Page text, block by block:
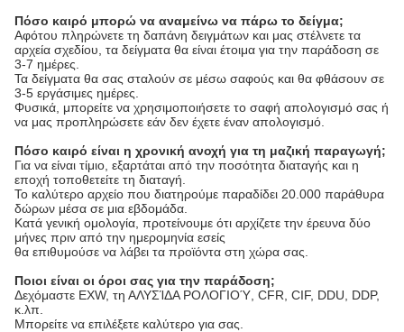
Πόσο καιρό μπορώ να αναμείνω να πάρω το δείγμα;
Αφότου πληρώνετε τη δαπάνη δειγμάτων και μας στέλνετε τα
αρχεία σχεδίου, τα δείγματα θα είναι έτοιμα για την παράδοση σε
3-7 ημέρες.
Τα δείγματα θα σας σταλούν σε μέσω σαφούς και θα φθάσουν σε
3-5 εργάσιμες ημέρες.
Φυσικά, μπορείτε να χρησιμοποιήσετε το σαφή απολογισμό σας ή
να μας προπληρώσετε εάν δεν έχετε έναν απολογισμό.
Πόσο καιρό είναι η χρονική ανοχή για τη μαζική παραγωγή;
Για να είναι τίμιο, εξαρτάται από την ποσότητα διαταγής και η
εποχή τοποθετείτε τη διαταγή.
Το καλύτερο αρχείο που διατηρούμε παραδίδει 20.000 παράθυρα
δώρων μέσα σε μια εβδομάδα.
Κατά γενική ομολογία, προτείνουμε ότι αρχίζετε την έρευνα δύο
μήνες πριν από την ημερομηνία εσείς
θα επιθυμούσε να λάβει τα προϊόντα στη χώρα σας.
Ποιοι είναι οι όροι σας για την παράδοση;
Δεχόμαστε EXW, τη ΑΛΥΣΊΔΑ ΡΟΛΟΓΙΟΎ, CFR, CIF, DDU, DDP,
κ.λπ.
Μπορείτε να επιλέξετε καλύτερο για σας.